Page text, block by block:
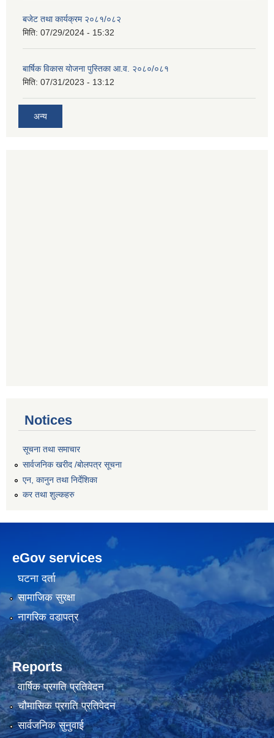
बजेट तथा कार्यक्रम २०८१/०८२
मिति: 07/29/2024 - 15:32
बार्षिक विकास योजना पुस्तिका आ.व. २०८०/०८१
मिति: 07/31/2023 - 13:12
अन्य
Notices
सूचना तथा समाचार
सार्वजनिक खरीद /बोलपत्र सूचना
एन, कानुन तथा निर्देशिका
कर तथा शुल्कहरु
eGov services
घटना दर्ता
सामाजिक सुरक्षा
नागरिक वडापत्र
Reports
वार्षिक प्रगति प्रतिवेदन
चौमासिक प्रगति प्रतिवेदन
सार्वजनिक सुनुवाई